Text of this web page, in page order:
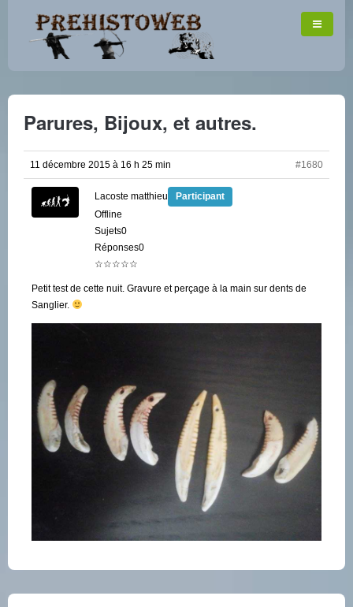
Parures, Bijoux, et autres.
11 décembre 2015 à 16 h 25 min #1680
Lacoste matthieu
Participant
Offline
Sujets0
Réponses0
☆☆☆☆☆
Petit test de cette nuit. Gravure et perçage à la main sur dents de
Sanglier.